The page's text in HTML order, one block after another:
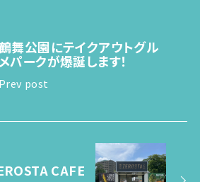
舞公園にテイクアウトグル
メパークが爆誕します！
Prev post
CAFE